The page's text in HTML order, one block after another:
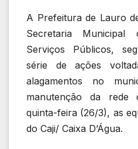
A Prefeitura de Lauro
Secretaria
Serviços Públicos,
série de ações
alagamentos no
manutenção da rede
quinta-feira (26/3), as
do Caji/ Caixa D’Água.